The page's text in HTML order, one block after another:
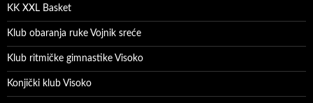
KK XXL Basket
Klub obaranja ruke Vojnik sreće
Klub ritmičke gimnastike Visoko
Konjički klub Visoko